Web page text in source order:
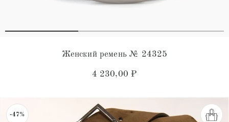
Женский ремень № 24325
4 230,00 ₽
-47%